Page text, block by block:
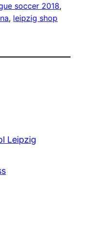
soccer 2018
, leipzig shop
Leipzig